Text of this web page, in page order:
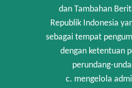
dan Tambahan
Republik Indonesia
sebagai tempat
dengan ketentuan
perundang-
c. mengelola